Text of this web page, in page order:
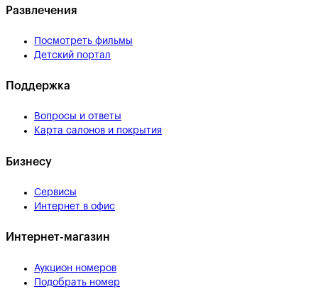
Развлечения
Посмотреть фильмы
Детский портал
Поддержка
Вопросы и ответы
Карта салонов и покрытия
Бизнесу
Сервисы
Интернет в офис
Интернет-магазин
Аукцион номеров
Подобрать номер